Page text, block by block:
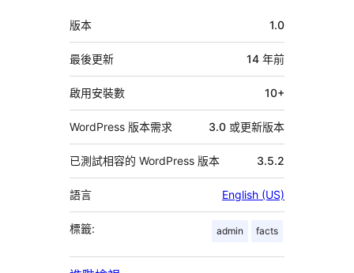
中
繼
資
料
版本 1.0
最後更新 14 年前
啟用安裝數 10+
WordPress 版本需求 3.0 或更新版本
已測試相容的 WordPress 版本 3.5.2
語言 English (US)
標籤: admin facts